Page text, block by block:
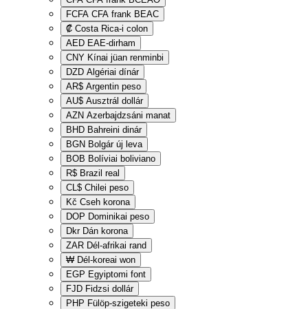
FCFA CFA frank BEAC
₡ Costa Rica-i colon
AED EAE-dirham
CNY Kínai jüan renminbi
DZD Algériai dínár
AR$ Argentin peso
AU$ Ausztrál dollár
AZN Azerbajdzsáni manat
BHD Bahreini dinár
BGN Bolgár új leva
BOB Bolíviai boliviano
R$ Brazil real
CL$ Chilei peso
Kč Cseh korona
DOP Dominikai peso
Dkr Dán korona
ZAR Dél-afrikai rand
₩ Dél-koreai won
EGP Egyiptomi font
FJD Fidzsi dollár
PHP Fülöp-szigeteki peso